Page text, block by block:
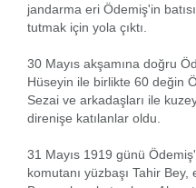
jandarma eri Ödemiş'in
tutmak için yola çıktı.
30 Mayıs akşamına doğru
Hüseyin ile birlikte 60 değin
Sezai ve arkadaşları ile
direnişe katılanlar oldu.
31 Mayıs 1919 günü
komutanı yüzbaşı Tahir